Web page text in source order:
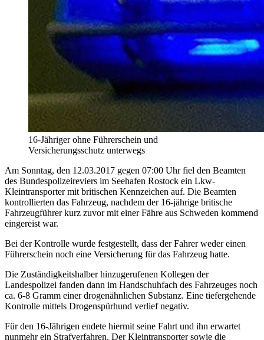
16-Jähriger ohne Führerschein und
Versicherungsschutz unterwegs
Am Sonntag, den 12.03.2017 gegen 07:00 Uhr fiel den Beamten
des Bundespolizeireviers im Seehafen Rostock ein Lkw-
Kleintransporter mit britischen Kennzeichen auf. Die Beamten
kontrollierten das Fahrzeug, nachdem der 16-jährige britische
Fahrzeugführer kurz zuvor mit einer Fähre aus Schweden kommend
eingereist war.
Bei der Kontrolle wurde festgestellt, dass der Fahrer weder einen
Führerschein noch eine Versicherung für das Fahrzeug hatte.
Die Zuständigkeitshalber hinzugerufenen Kollegen der
Landespolizei fanden dann im Handschuhfach des Fahrzeuges noch
ca. 6-8 Gramm einer drogenähnlichen Substanz. Eine tiefergehende
Kontrolle mittels Drogenspürhund verlief negativ.
Für den 16-Jährigen endete hiermit seine Fahrt und ihn erwartet
nunmehr ein Strafverfahren. Der Kleintransporter sowie die